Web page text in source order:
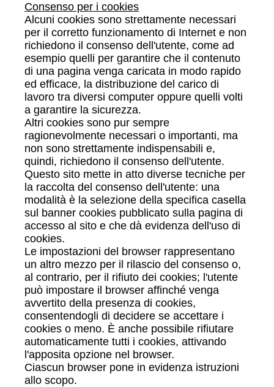
Consenso per i cookies
Alcuni cookies sono strettamente necessari
per il corretto funzionamento di Internet e non
richiedono il consenso dell'utente, come ad
esempio quelli per garantire che il contenuto
di una pagina venga caricata in modo rapido
ed efficace, la distribuzione del carico di
lavoro tra diversi computer oppure quelli volti
a garantire la sicurezza.
Altri cookies sono pur sempre
ragionevolmente necessari o importanti, ma
non sono strettamente indispensabili e,
quindi, richiedono il consenso dell'utente.
Questo sito mette in atto diverse tecniche per
la raccolta del consenso dell'utente: una
modalità è la selezione della specifica casella
sul banner cookies pubblicato sulla pagina di
accesso al sito e che dà evidenza dell'uso di
cookies.
Le impostazioni del browser rappresentano
un altro mezzo per il rilascio del consenso o,
al contrario, per il rifiuto dei cookies; l'utente
può impostare il browser affinché venga
avvertito della presenza di cookies,
consentendogli di decidere se accettare i
cookies o meno. È anche possibile rifiutare
automaticamente tutti i cookies, attivando
l'apposita opzione nel browser.
Ciascun browser pone in evidenza istruzioni
allo scopo.